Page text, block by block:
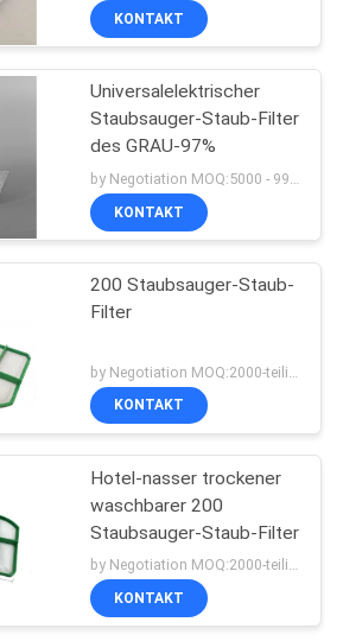
KONTAKT
Universalelektrischer
Staubsauger-Staub-Filter
des GRAU-97%
KONTAKT
200 Staubsauger-Staub-
Filter
KONTAKT
Hotel-nasser trockener
waschbarer 200
Staubsauger-Staub-Filter
by Negotiation MOQ:2000-teilig/Stücke
KONTAKT